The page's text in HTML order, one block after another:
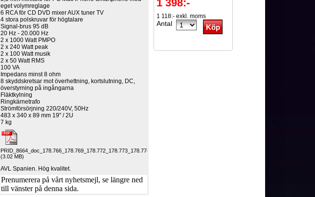
eget volymreglage
6 RCA för CD DVD mixer AUX tuner TV
4 stora polskruvar för högtalare
Signal-brus 95 dB
20 Hz - 20.000 Hz
2 x 1000 Watt PMPO
2 x 240 Watt peak
2 x 100 Watt musik
2 x 50 Watt RMS
100 VA
Impedans minst 8 ohm
8 skyddskretsar mot överhettning, kortslutning, DC,
överstyrning på ingångarna
Fläktkylning
Ringkärnetrafo
Strömförsörjning 220/240V, 50Hz
483 x 340 x 89 mm 19" / 2U
7 kg
PRID_8664_doc_178.766_178.769_178.772_178.773_178.774_178.775_178.777_178.779_SPL_EQ_Stereo_Power_Amplifier.pdf
(3.02 MB)
AVL Spanien. Hög kvalitet.
Prenumerera på vårt nyhetsmejl, se längre ned
till vänster på denna sida.
1 398:-
1 118:- exkl. moms
Antal